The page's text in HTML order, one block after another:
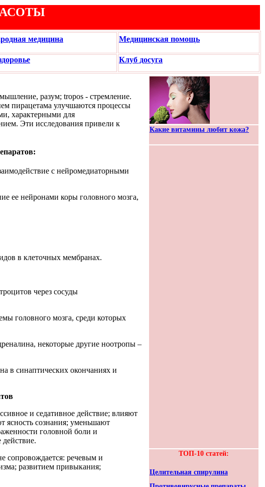
медицина Медицинская помощь
Клуб досуга
разум; tropos - стремление.
пирацетама улучшаются процессы
характерными для
Эти исследования привели к
apaтов:
с нейромедиаторными
ее нейронами коры головного мозга,
в клеточных мембранах.
через сосуды
головного мозга, среди которых
некоторые другие ноотропы –
в синаптических окончаниях и
и седативное действие; влияют
ясность сознания; уменьшают
головной боли и
сопровождается: речевым и
развитием привыкания;
Какие витамины любит кожа?
ТОП-10 статей:
Целительная спирулина